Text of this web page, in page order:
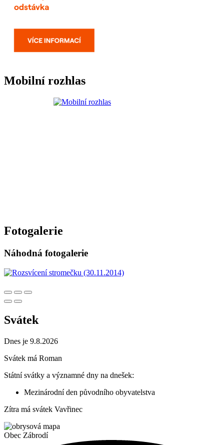
Mobilní rozhlas
Fotogalerie
Náhodná fotogalerie
Svátek
Dnes je 9.8.2026
Svátek má Roman
Státní svátky a významné dny na dnešek:
Mezinárodní den původního obyvatelstva
Zítra má svátek Vavřinec
Obec Zábrodí